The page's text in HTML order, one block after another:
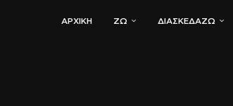
ΑΡΧΙΚΗ ΖΏ ΔΙΑΣΚΕΔΆΖΩ